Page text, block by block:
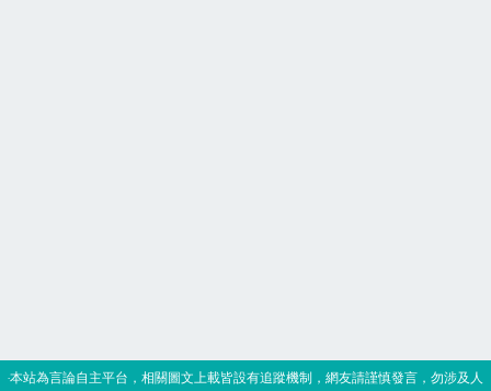
‧本站為言論自主平台，相關圖文上載皆設有追蹤機制，網友請謹慎發言，勿涉及人